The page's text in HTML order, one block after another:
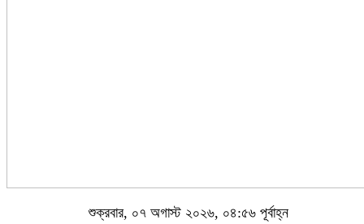
শুক্রবার, ০৭ অগাস্ট ২০২৬, ০৪:৫৬ পূর্বাহ্ন